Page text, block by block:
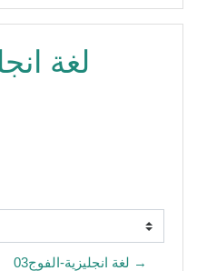
لغة
لغة انجليزية-الفوج03 →